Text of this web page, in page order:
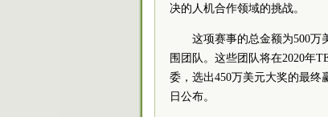
决的人机合作领域的挑战。
这项赛事的总金额为500万
围团队。这些团队将在2020年
委，选出450万美元大奖的最终
日公布。